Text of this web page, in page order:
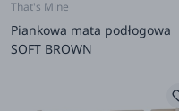
That's Mine
Piankowa mata podłogowa
SOFT BROWN